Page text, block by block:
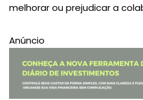
melhorar ou prejudicar a
Anúncio